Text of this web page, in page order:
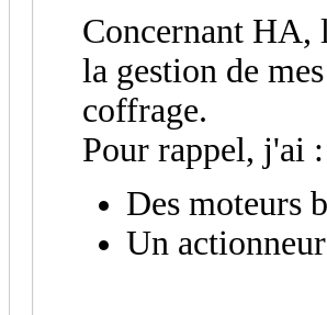
Concernant HA,
la gestion de
coffrage.
Pour rappel, j'ai :
Des moteurs
Un